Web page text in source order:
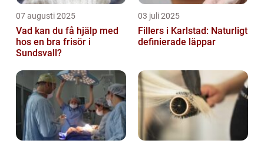
07 augusti 2025
Vad kan du få hjälp med
hos en bra frisör i
Sundsvall?
03 juli 2025
Fillers i Karlstad: Naturligt
definierade läppar